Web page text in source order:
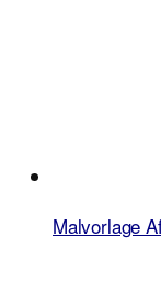
Malvorlage